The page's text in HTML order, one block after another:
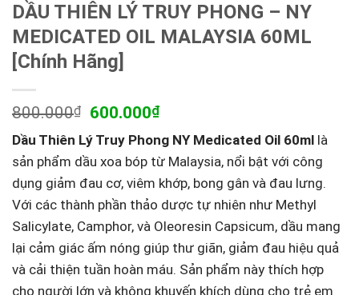
DẦU THIÊN LÝ TRUY PHONG – NY
MEDICATED OIL MALAYSIA 60ML
[Chính Hãng]
800.000₫
Giá
là:
800.000₫.
600.000₫Giá
tại
là:
600.000₫.
Dầu Thiên Lý Truy Phong NY Medicated Oil 60ml là
sản phẩm dầu xoa bóp từ Malaysia, nổi bật với công
dụng giảm đau cơ, viêm khớp, bong gân và đau lưng.
Với các thành phần thảo dược tự nhiên như Methyl
Salicylate, Camphor, và Oleoresin Capsicum, dầu mang
lại cảm giác ấm nóng giúp thư giãn, giảm đau hiệu quả
và cải thiện tuần hoàn máu. Sản phẩm này thích hợp
cho người lớn và không khuyến khích dùng cho trẻ em